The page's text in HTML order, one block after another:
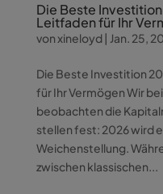
Die Beste
Leitfaden für Ihr
vonxineloyd| Jan. 25,
Die Beste Investition
für Ihr Vermögen Wir
beobachten die
stellen fest: 2026 wird
Weichenstellung.
zwischen klassischen...